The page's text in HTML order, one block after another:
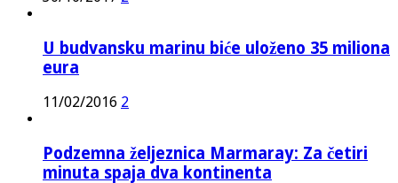
U budvansku marinu biće uloženo 35 miliona
eura
11/02/2016 2
Podzemna željeznica Marmaray: Za četiri
minuta spaja dva kontinenta